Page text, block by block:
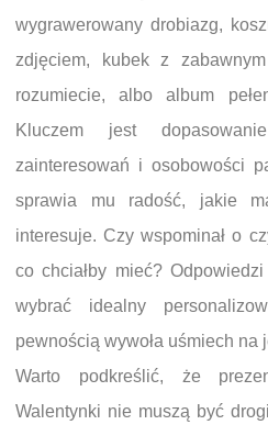
wygrawerowany drobiazg,
zdjęciem, kubek z
rozumiecie, albo album
Kluczem jest
zainteresowań i osobowości
sprawia mu radość, jakie
interesuje. Czy wspominał o
co chciałby mieć?
wybrać idealny
pewnością wywoła uśmiech na
Warto podkreślić, że
Walentynki nie muszą być